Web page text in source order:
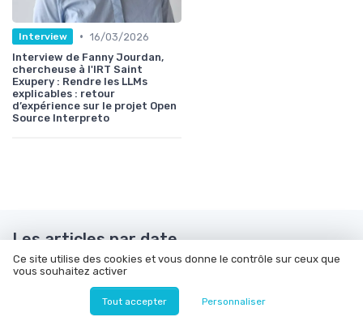
Interview • 16/03/2026
Interview de Fanny Jourdan,
chercheuse à l'IRT Saint
Exupery : Rendre les LLMs
explicables : retour
d’expérience sur le projet Open
Source Interpreto
Les articles par date
Septembre 2019
Ce site utilise des cookies et vous donne le contrôle sur ceux que
vous souhaitez activer
Tout accepter Personnaliser